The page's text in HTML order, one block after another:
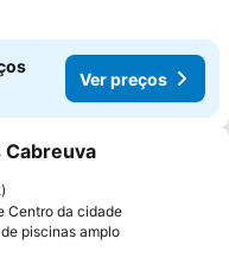
Ver preços
aos favoritos
Cabreuva
Centro da cidade
piscinas amplo